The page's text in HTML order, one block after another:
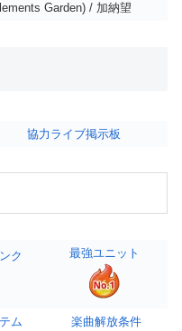
Garden) / 加納望
協力ライブ掲示板
ク 最強ユニット
ム 楽曲解放条件